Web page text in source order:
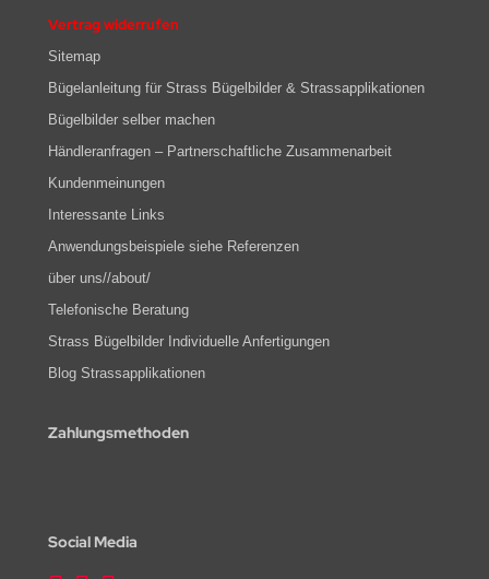
Vertrag widerrufen
Sitemap
Bügelanleitung für Strass Bügelbilder & Strassapplikationen
Bügelbilder selber machen
Händleranfragen – Partnerschaftliche Zusammenarbeit
Kundenmeinungen
Interessante Links
Anwendungsbeispiele siehe Referenzen
über uns//about/
Telefonische Beratung
Strass Bügelbilder Individuelle Anfertigungen
Blog Strassapplikationen
Zahlungsmethoden
Social Media